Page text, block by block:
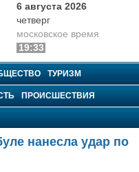
6 августа 2026
четверг
московское время
19:33
ТУРИЗМ
ПРОИСШЕСТВИЯ
нанесла удар по